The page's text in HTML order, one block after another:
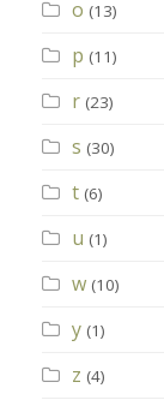
o (13)
p (11)
r (23)
s (30)
t (6)
u (1)
w (10)
y (1)
z (4)